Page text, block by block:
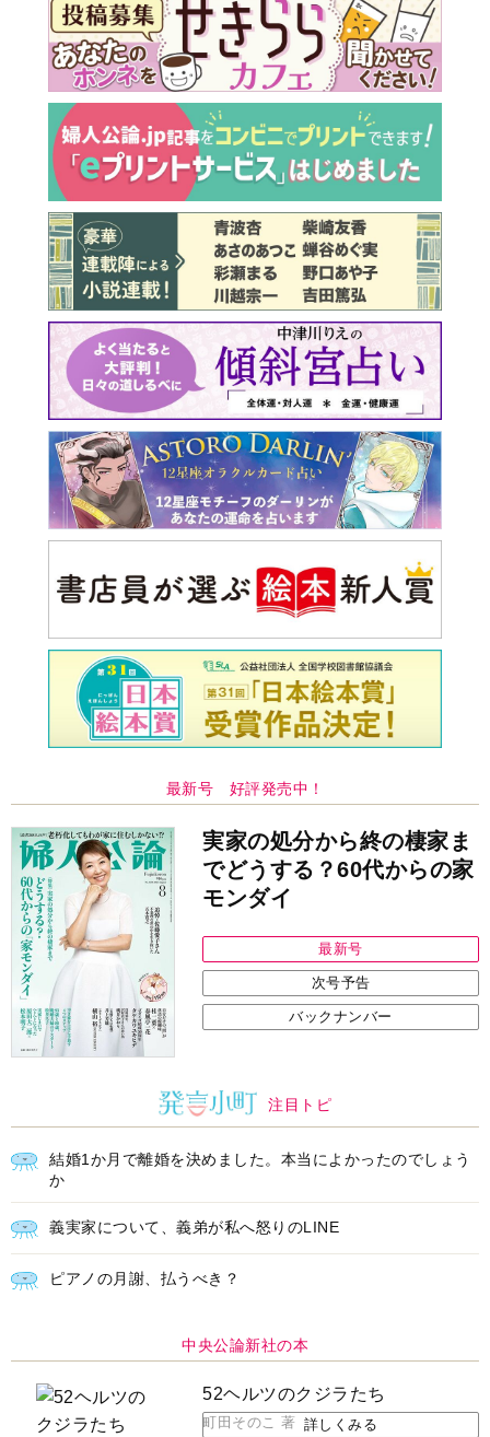
最新号 好評発売中！
実家の処分から終の棲家ま
でどうする？60代からの家
モンダイ
最新号
次号予告
バックナンバー
注目トピ
結婚1か月で離婚を決めました。本当によかったのでしょう
か
義実家について、義弟が私へ怒りのLINE
ピアノの月謝、払うべき？
中央公論新社の本
52ヘルツのクジラたち
町田そのこ 著 詳しくみる